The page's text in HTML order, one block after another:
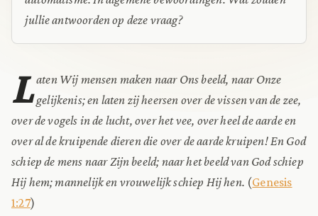
jullie antwoorden op deze vraag?
L aten Wij mensen maken naar Ons beeld, naar Onze
gelijkenis; en laten zij heersen over de vissen van de zee,
over de vogels in de lucht, over het vee, over heel de aarde en
over al de kruipende dieren die over de aarde kruipen! En God
schiep de mens naar Zijn beeld; naar het beeld van God schiep
Hij hem; mannelijk en vrouwelijk schiep Hij hen. (Genesis
1:27)